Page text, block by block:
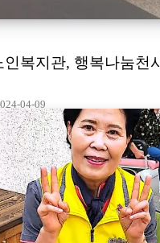
인복지관, 행복나눔천
04-09